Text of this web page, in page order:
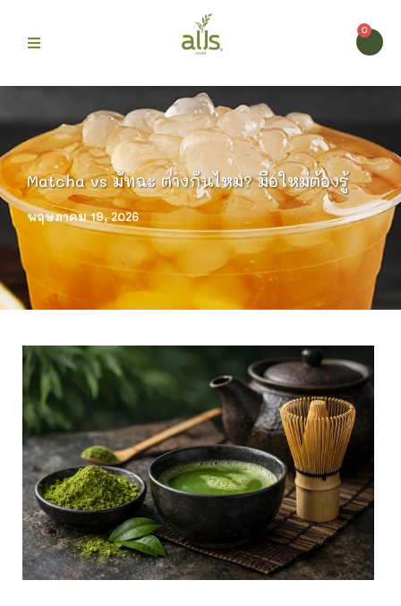
ายดี
0
Matcha vs มัทฉะ ต่างกันไหม? มือใหม่ต้องรู้
พฤษภาคม 19, 2026